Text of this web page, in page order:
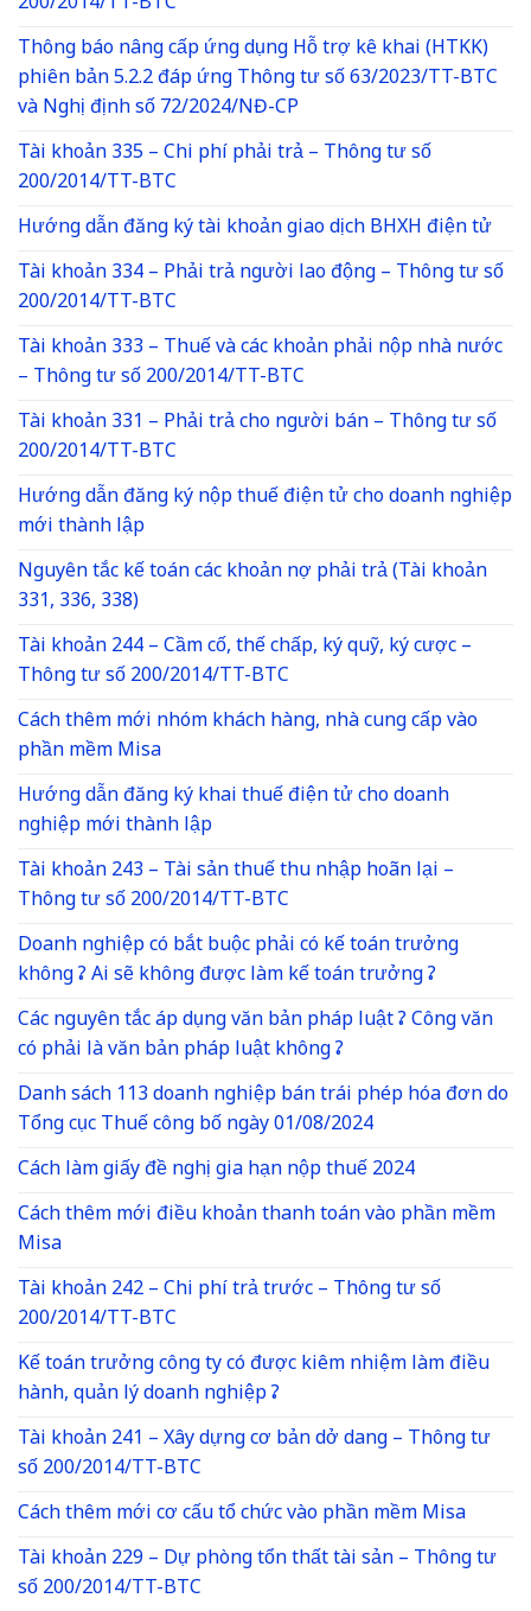
Thông báo nâng cấp ứng dụng Hỗ trợ kê khai (HTKK)
phiên bản 5.2.2 đáp ứng Thông tư số 63/2023/TT-BTC
và Nghị định số 72/2024/NĐ-CP
Tài khoản 335 – Chi phí phải trả – Thông tư số
200/2014/TT-BTC
Hướng dẫn đăng ký tài khoản giao dịch BHXH điện tử
Tài khoản 334 – Phải trả người lao động – Thông tư số
200/2014/TT-BTC
Tài khoản 333 – Thuế và các khoản phải nộp nhà nước
– Thông tư số 200/2014/TT-BTC
Tài khoản 331 – Phải trả cho người bán – Thông tư số
200/2014/TT-BTC
Hướng dẫn đăng ký nộp thuế điện tử cho doanh nghiệp
mới thành lập
Nguyên tắc kế toán các khoản nợ phải trả (Tài khoản
331, 336, 338)
Tài khoản 244 – Cầm cố, thế chấp, ký quỹ, ký cược –
Thông tư số 200/2014/TT-BTC
Cách thêm mới nhóm khách hàng, nhà cung cấp vào
phần mềm Misa
Hướng dẫn đăng ký khai thuế điện tử cho doanh
nghiệp mới thành lập
Tài khoản 243 – Tài sản thuế thu nhập hoãn lại –
Thông tư số 200/2014/TT-BTC
Doanh nghiệp có bắt buộc phải có kế toán trưởng
không ? Ai sẽ không được làm kế toán trưởng ?
Các nguyên tắc áp dụng văn bản pháp luật ? Công văn
có phải là văn bản pháp luật không ?
Danh sách 113 doanh nghiệp bán trái phép hóa đơn do
Tổng cục Thuế công bố ngày 01/08/2024
Cách làm giấy đề nghị gia hạn nộp thuế 2024
Cách thêm mới điều khoản thanh toán vào phần mềm
Misa
Tài khoản 242 – Chi phí trả trước – Thông tư số
200/2014/TT-BTC
Kế toán trưởng công ty có được kiêm nhiệm làm điều
hành, quản lý doanh nghiệp ?
Tài khoản 241 – Xây dựng cơ bản dở dang – Thông tư
số 200/2014/TT-BTC
Cách thêm mới cơ cấu tổ chức vào phần mềm Misa
Tài khoản 229 – Dự phòng tổn thất tài sản – Thông tư
số 200/2014/TT-BTC